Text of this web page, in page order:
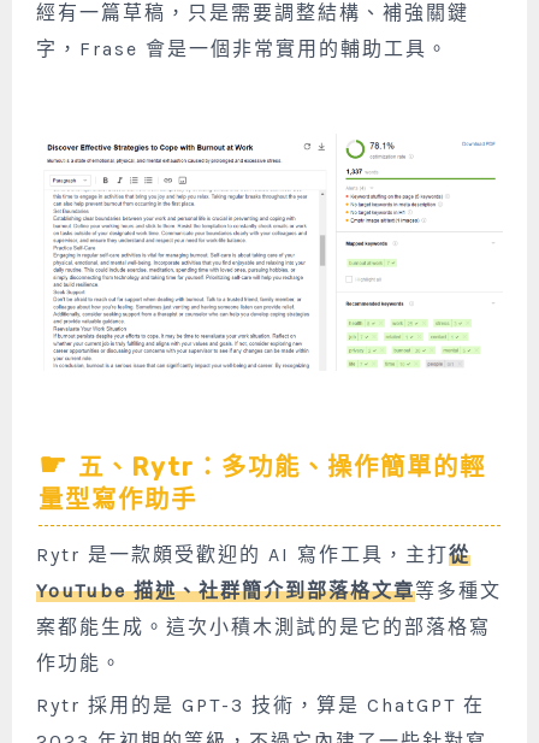
經有一篇草稿，只是需要調整結構、補強關鍵
字，Frase 會是一個非常實用的輔助工具。
五、Rytr：多功能、操作簡單的輕
量型寫作助手
Rytr 是一款頗受歡迎的 AI 寫作工具，主打從
YouTube 描述、社群簡介到部落格文章等多種文
案都能生成。這次小積木測試的是它的部落格寫
作功能。
Rytr 採用的是 GPT-3 技術，算是 ChatGPT 在